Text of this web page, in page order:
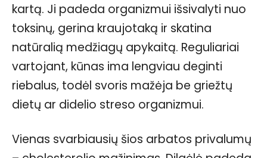
kartą. Ji padeda organizmui išsivalyti nuo
toksinų, gerina kraujotaką ir skatina
natūralią medžiagų apykaitą. Reguliariai
vartojant, kūnas ima lengviau deginti
riebalus, todėl svoris mažėja be griežtų
dietų ar didelio streso organizmui.
Vienas svarbiausių šios arbatos privalumų